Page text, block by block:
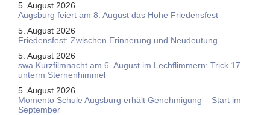
5. August 2026
Augsburg feiert am 8. August das Hohe Friedensfest
5. August 2026
Friedensfest: Zwischen Erinnerung und Neudeutung
5. August 2026
swa Kurz­film­nacht am 6. August im Lech­flim­mern: Trick 17
unterm Sternen­himmel
5. August 2026
Momento Schule Augsburg erhält Genehmigung – Start im
September